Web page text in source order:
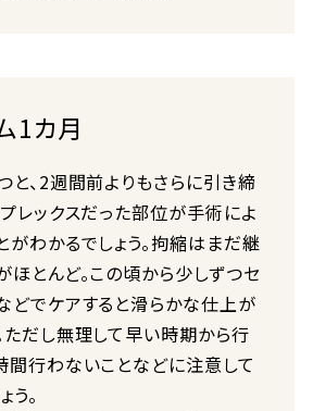
1カ月
、2週間前よりもさらに引き締
プレックスだった部位が手術によ
がわかるでしょう。拘縮はまだ継
ほとんど。この頃から少しずつセ
どでケアすると滑らかな仕上が
ただし無理して早い時期から行
間行わないことなどに注意して
。